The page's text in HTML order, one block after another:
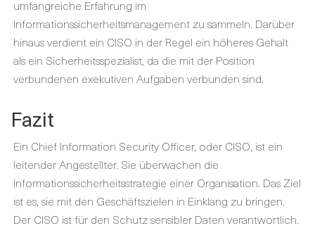
umfangreiche Erfahrung im
Informationssicherheitsmanagement zu sammeln. Darüber
hinaus verdient ein CISO in der Regel ein höheres Gehalt
als ein Sicherheitsspezialist, da die mit der Position
verbundenen exekutiven Aufgaben verbunden sind.
Fazit
Ein Chief Information Security Officer, oder CISO, ist ein
leitender Angestellter. Sie überwachen die
Informationssicherheitsstrategie einer Organisation. Das Ziel
ist es, sie mit den Geschäftszielen in Einklang zu bringen.
Der CISO ist für den Schutz sensibler Daten verantwortlich.